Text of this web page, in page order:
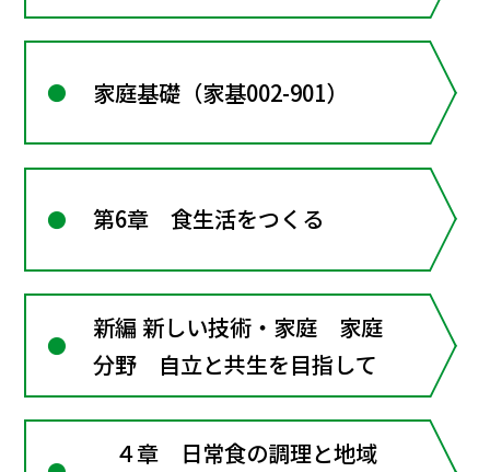
家庭基礎（家基002-901）
第6章 食生活をつくる
新編 新しい技術・家庭 家庭
分野 自立と共生を目指して
４章 日常食の調理と地域